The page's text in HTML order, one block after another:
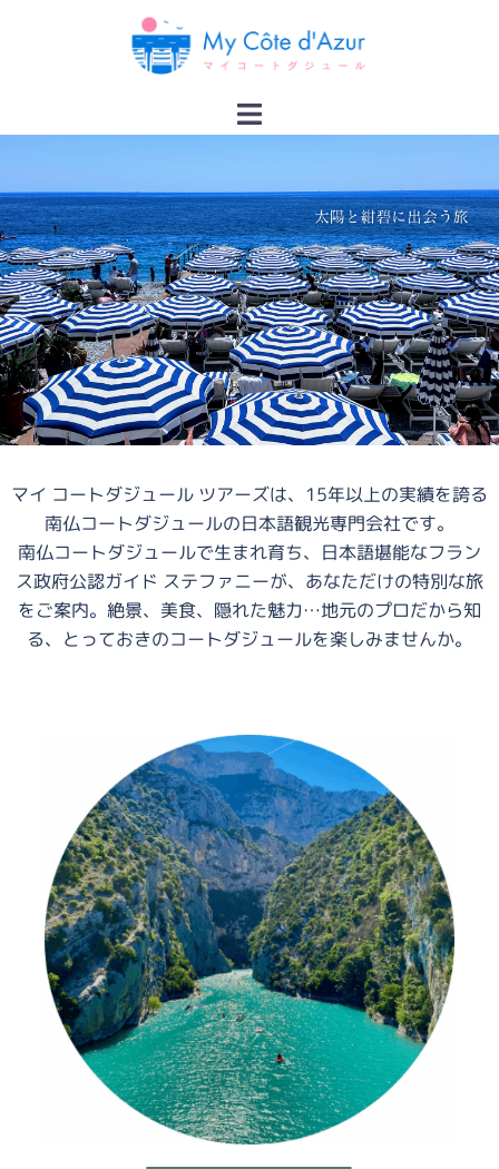
マイ コートダジュール ツアーズは、15年以上の実績を誇る
南仏コートダジュールの日本語観光専門会社です。
南仏コートダジュールで生まれ育ち、日本語堪能なフラン
ス政府公認ガイド ステファニーが、あなただけの特別な旅
をご案内。絶景、美食、隠れた魅力…地元のプロだから知
る、とっておきのコートダジュールを楽しみませんか。